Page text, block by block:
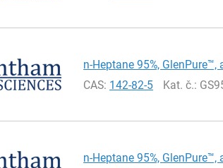
n-Heptane 95%,
CAS: 142-82-5 Kat. č.:
n-Heptane 95%,